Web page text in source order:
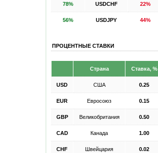
78% USDCHF 22%
56% USDJPY 44%
ПРОЦЕНТНЫЕ СТАВКИ
Страна Ставка, %
USD США 0.25
EUR Евросоюз 0.15
GBP Великобритания 0.50
CAD Канада 1.00
CHF Швейцария 0.02